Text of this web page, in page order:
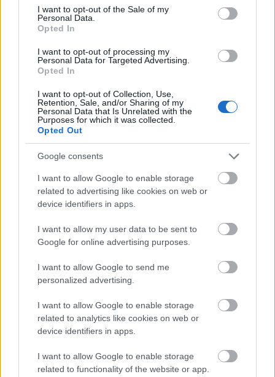
consent section.
I want to opt-out of the Sale of my
Personal Data.
Opted In
I want to opt-out of processing my
Personal Data for Targeted Advertising.
Opted In
I want to opt-out of Collection, Use,
Retention, Sale, and/or Sharing of my
Personal Data that Is Unrelated with the
Purposes for which it was collected.
Opted Out
Google consents
I want to allow Google to enable storage
related to advertising like cookies on web or
device identifiers in apps.
I want to allow my user data to be sent to
Google for online advertising purposes.
I want to allow Google to send me
personalized advertising.
I want to allow Google to enable storage
related to analytics like cookies on web or
device identifiers in apps.
I want to allow Google to enable storage
related to functionality of the website or app.
esett vissza a jegyvásárlás. A már hat euró
ötven centre emelt menetjegyár gyaloglásra
készteti a turistákat - írta az Il Sole 24 Ore.
Forrás:Spiegel
Olaszország Építészet
KÉZMŰVES MESTERSÉGEK TALÁLKOZÓJA A
TASTE OF TRANSYLVANIA 2026 – SZÉKELYFÖLD
ÍZEI A SKANZENBEN